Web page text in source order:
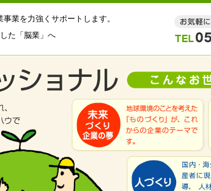
業を力強くサポートします。
た「脳業」へ